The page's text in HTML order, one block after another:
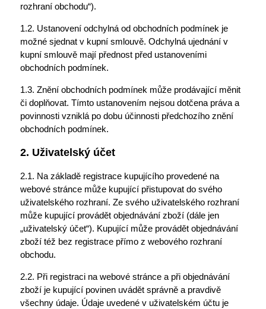
rozhraní obchodu“).
1.2. Ustanovení odchylná od obchodních podmínek je
možné sjednat v kupní smlouvě. Odchylná ujednání v
kupní smlouvě mají přednost před ustanoveními
obchodních podmínek.
1.3. Znění obchodních podmínek může prodávající měnit
či doplňovat. Tímto ustanovením nejsou dotčena práva a
povinnosti vzniklá po dobu účinnosti předchozího znění
obchodních podmínek.
2. Uživatelský účet
2.1. Na základě registrace kupujícího provedené na
webové stránce může kupující přistupovat do svého
uživatelského rozhraní. Ze svého uživatelského rozhraní
může kupující provádět objednávání zboží (dále jen
„uživatelský účet“). Kupující může provádět objednávání
zboží též bez registrace přímo z webového rozhraní
obchodu.
2.2. Při registraci na webové stránce a při objednávání
zboží je kupující povinen uvádět správně a pravdivě
všechny údaje. Údaje uvedené v uživatelském účtu je